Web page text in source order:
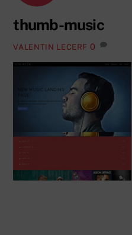
thumb-music
VALENTIN LECERF 0